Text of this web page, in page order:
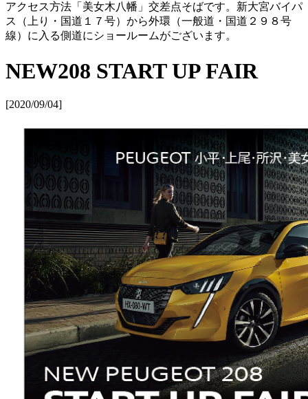
アクセス方法 「美女木八幡」交差点そばです。新大宮バイパ
ス（上り・国道１７号）から外環（一般道・国道２９８号
線）に入る側道にショールームがございます。
NEW208 START UP FAIR
[2020/09/04]